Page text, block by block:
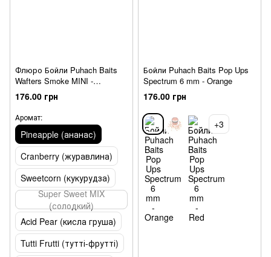
Флюро Бойли Puhach Baits
Wafters Smoke MINI -
Pineapple (ананас)
176.00 грн
Аромат:
Pineapple (ананас)
Cranberry (журавлина)
Sweetcorn (кукурудза)
Super Sweet MIX
(солодкий)
Acid Pear (кисла груша)
Tutti Frutti (тутті-фрутті)
Бойли Puhach Baits Pop Ups
Spectrum 6 mm - Orange
176.00 грн
+3